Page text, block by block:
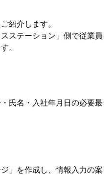
紹介します。
ステーション」側で従業員
。
氏名・入社年月日の必要最
」を作成し、情報入力の案